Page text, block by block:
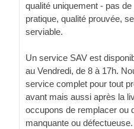
qualité uniquement - pas
pratique, qualité prouvée,
serviable.
Un service SAV est
au Vendredi, de 8 à 17h.
service complet pour tout
avant mais aussi après la
occupons de remplacer ou
manquante ou